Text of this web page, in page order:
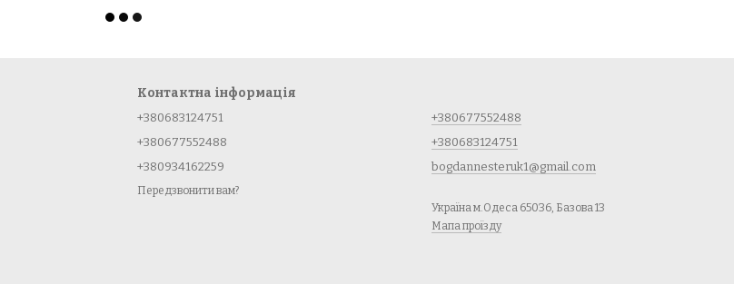
Контактна інформація
+380683124751
+380677552488
+380934162259
Передзвонити вам?
+380677552488
+380683124751
bogdannesteruk1@gmail.com
Україна м.Одеса 65036, Базова 13
Мапа проїзду